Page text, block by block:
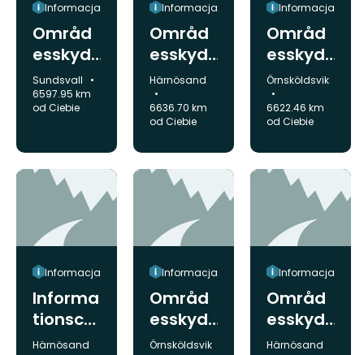
Informacja
Områd
esskyd
dsinfor
mation,
Sundsjö
Gmina:
Sundsvall
6597.95 km
od Ciebie
Informacja
Områd
esskyd
dsinfor
mation,
Brånså
Gmina:
Härnösand
6636.70 km
od Ciebie
Informacja
Områd
esskyd
dsinfor
mation,
Herrber
Gmina:
Örnsköldsvik
6622.46 km
od Ciebie
Informacja
Informa
tionsce
ntral,
Gmina:
Härnösand
Informacja
Områd
esskyd
dsinfor
Gmina:
Örnsköldsvik
Informacja
Områd
esskyd
dsinfor
Gmina:
Härnösand